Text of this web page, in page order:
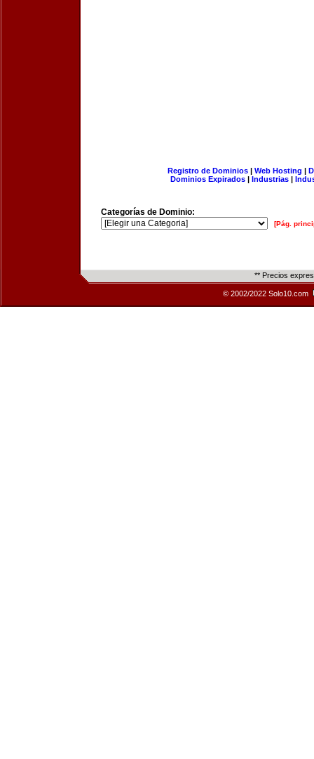
Registro de Dominios| Web Hosting |
Dominios Expirados | Industrias |
Categorías de Dominio:
[Pág.
** Precios
© 2002/2022 Solo10.com